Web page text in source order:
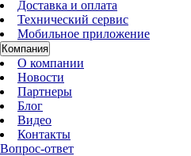
Доставка и оплата
Технический сервис
Мобильное приложение
Компания
О компании
Новости
Партнеры
Блог
Видео
Контакты
Вопрос-ответ